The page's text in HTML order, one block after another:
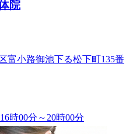
院
富小路御池下る松下町135番
時00分～20時00分